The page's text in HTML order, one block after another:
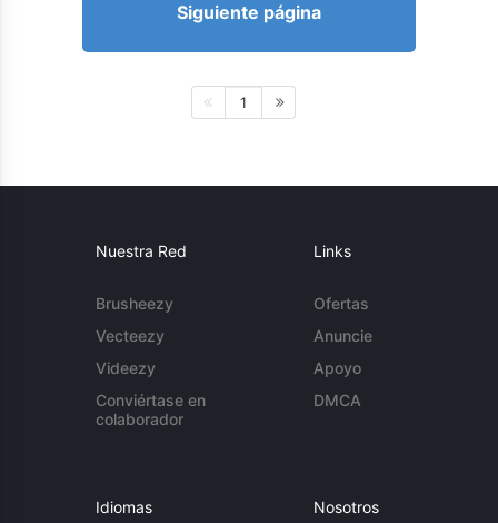
Siguiente página
1
Nuestra Red
Brusheezy
Vecteezy
Videezy
Conviértase en
colaborador
Links
Ofertas
Anuncie
Apoyo
DMCA
Idiomas Nosotros